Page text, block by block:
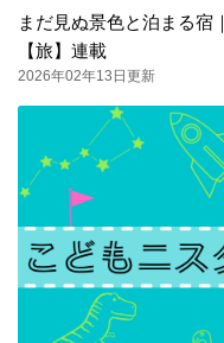
まだ見ぬ景色と泊まる宿｜
【旅】連載
2026年02年13日更新